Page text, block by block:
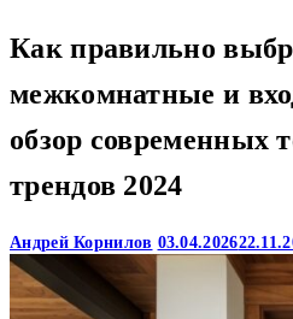
Как правильно
межкомнатные и
обзор современных
трендов 2024
Андрей Корнилов 03.04.2026